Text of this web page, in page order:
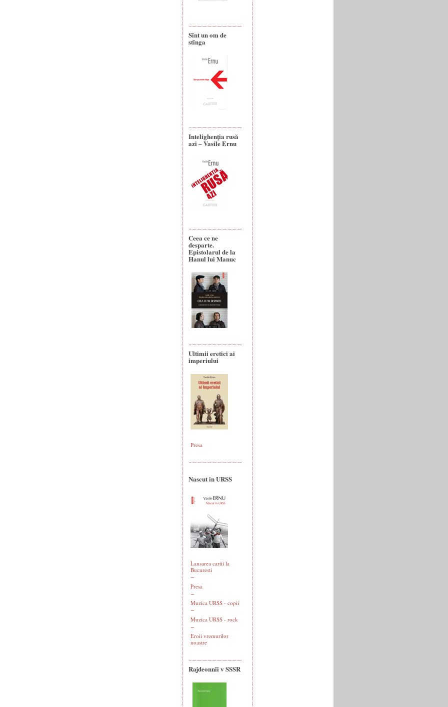
Sînt un om de
stînga
Intelighenţia rusă
azi – Vasile Ernu
Ceea ce ne
desparte.
Epistolarul de la
Hanul lui Manuc
Ultimii eretici ai
imperiului
Presa
Nascut in URSS
Lansarea cartii la
Bucuresti
Presa
Muzica URSS - copii
Muzica URSS - rock
Eroii vremurilor
noastre
Rajdeonnîi v SSSR